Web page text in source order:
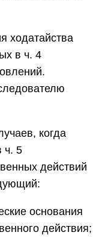
ходатайства
в ч. 4
когда
ч. 5
действий
основания
действия;